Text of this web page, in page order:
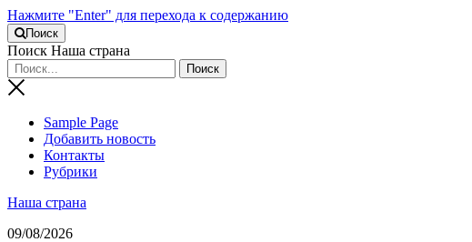
Нажмите "Enter" для перехода к содержанию
Поиск
Поиск Наша страна
Sample Page
Добавить новость
Контакты
Рубрики
Наша страна
09/08/2026